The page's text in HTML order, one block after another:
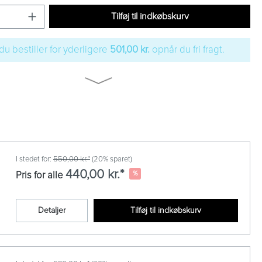
Tilføj til indkøbskurv
bestiller for yderligere 501,00 kr. opnår du fri fragt.
I stedet for: 550,00 kr.*(20% sparet)
Pris for alle 440,00 kr.* %
Detaljer Tilføj til indkøbskurv